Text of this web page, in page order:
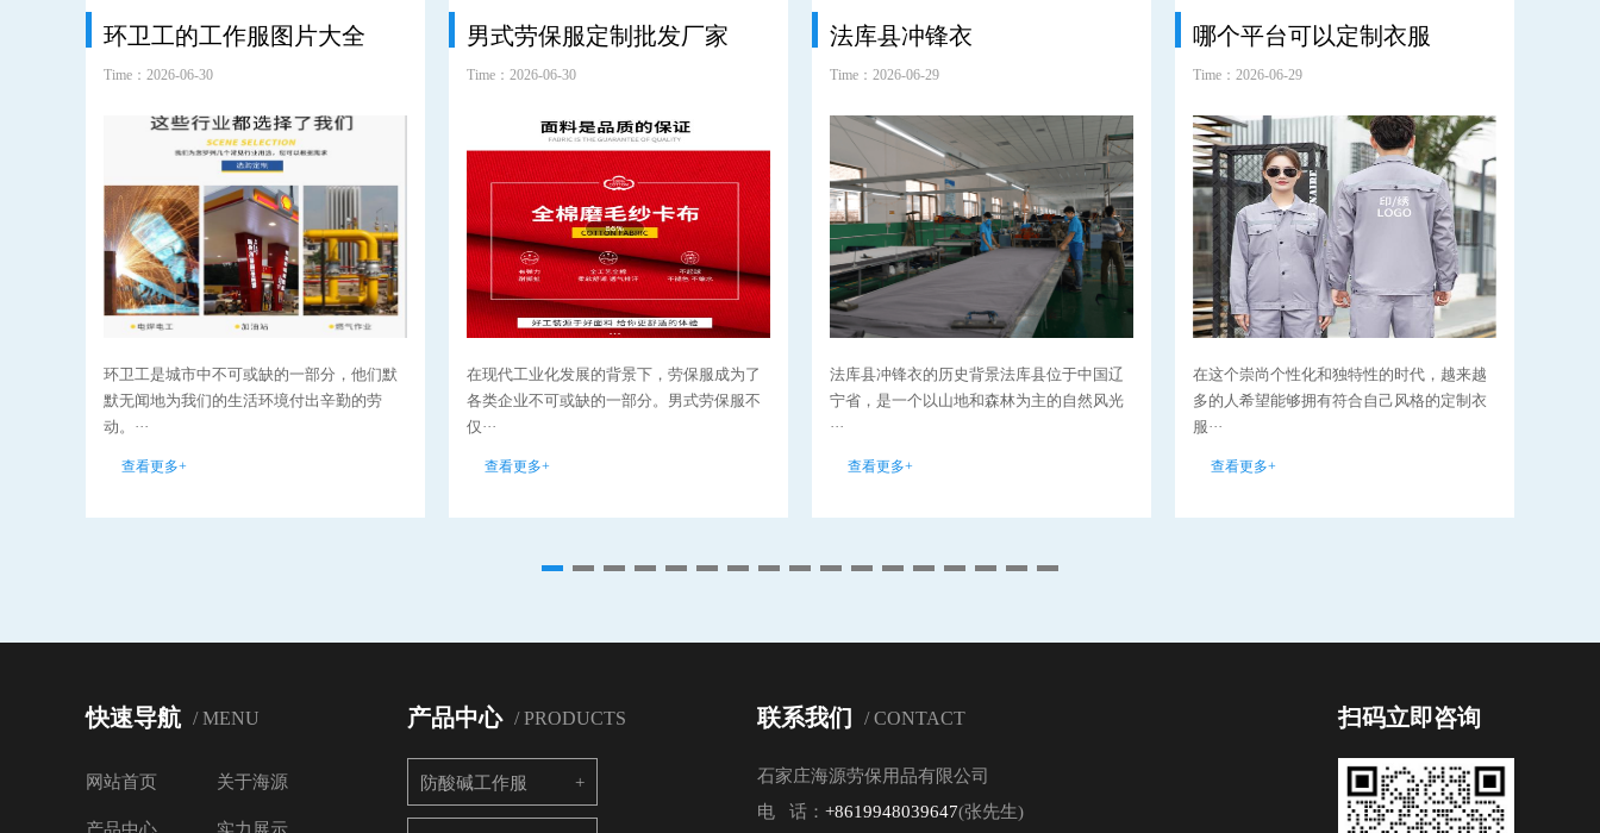
环卫工的工作服图片大全
Time：2026-06-30
环卫工是城市中不可或缺的一部分，他们默
默无闻地为我们的生活环境付出辛勤的劳
动。···
查看更多+
男式劳保服定制批发厂家
Time：2026-06-30
在现代工业化发展的背景下，劳保服成为了
各类企业不可或缺的一部分。男式劳保服不
仅···
查看更多+
法库县冲锋衣
Time：2026-06-29
法库县冲锋衣的历史背景法库县位于中国辽
宁省，是一个以山地和森林为主的自然风光
···
查看更多+
哪个平台可以定制衣服
Time：2026-06-29
在这个崇尚个性化和独特性的时代，越来越
多的人希望能够拥有符合自己风格的定制衣
服···
查看更多+
快速导航 / MENU
网站首页 关于海源
产品中心 / PRODUCTS
防酸碱工作服
联系我们 / CONTACT
石家庄海源劳保用品有限公司
电 话： +8619948039647(张先生)
扫码立即咨询